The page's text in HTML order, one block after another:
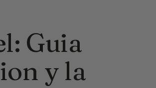
Guia
y la